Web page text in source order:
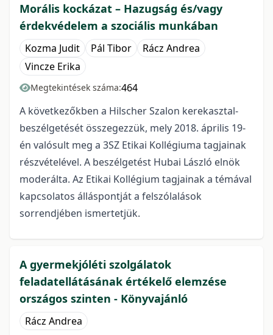
Morális kockázat – Hazugság és/vagy
érdekvédelem a szociális munkában
Kozma Judit Pál Tibor
Rácz Andrea
Vincze Erika
Megtekintések száma:464
A következőkben a Hilscher Szalon kerekasztal-
beszélgetését összegezzük, mely 2018. április 19-
én valósult meg a 3SZ Etikai Kollégiuma tagjainak
részvételével. A beszélgetést Hubai László elnök
moderálta. Az Etikai Kollégium tagjainak a témával
kapcsolatos álláspontját a felszólalások
sorrendjében ismertetjük.
A gyermekjóléti szolgálatok
feladatellátásának értékelő elemzése
országos szinten - Könyvajánló
Rácz Andrea